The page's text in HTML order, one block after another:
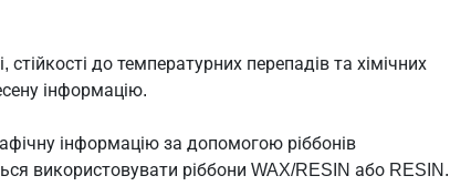
до температурних перепадів та хімічних
інформацію.
інформацію за допомогою ріббонів
використовувати ріббони WAX/RESIN або RESIN.